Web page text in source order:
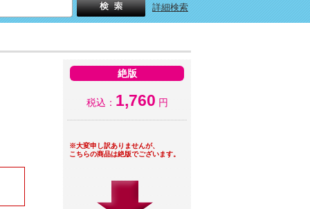
詳細検索
絶版
税込： 1,760 円
※大変申し訳ありませんが、
こちらの商品は絶版でございます。